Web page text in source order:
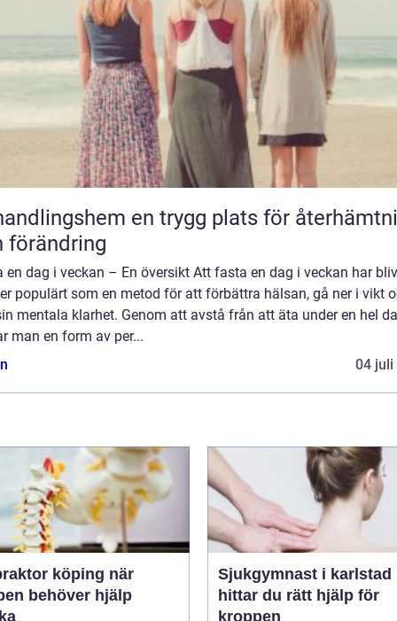
en trygg plats för återhämtning
förändring
en dag i veckan – En översikt Att fasta en dag i veckan har
populärt som en metod för att förbättra hälsan, gå ner i vikt
mentala klarhet. Genom att avstå från att äta under en hel
man en form av per...
04 juli
köping när
behöver hjälp
Sjukgymnast i karlstad så
hittar du rätt hjälp för
kroppen